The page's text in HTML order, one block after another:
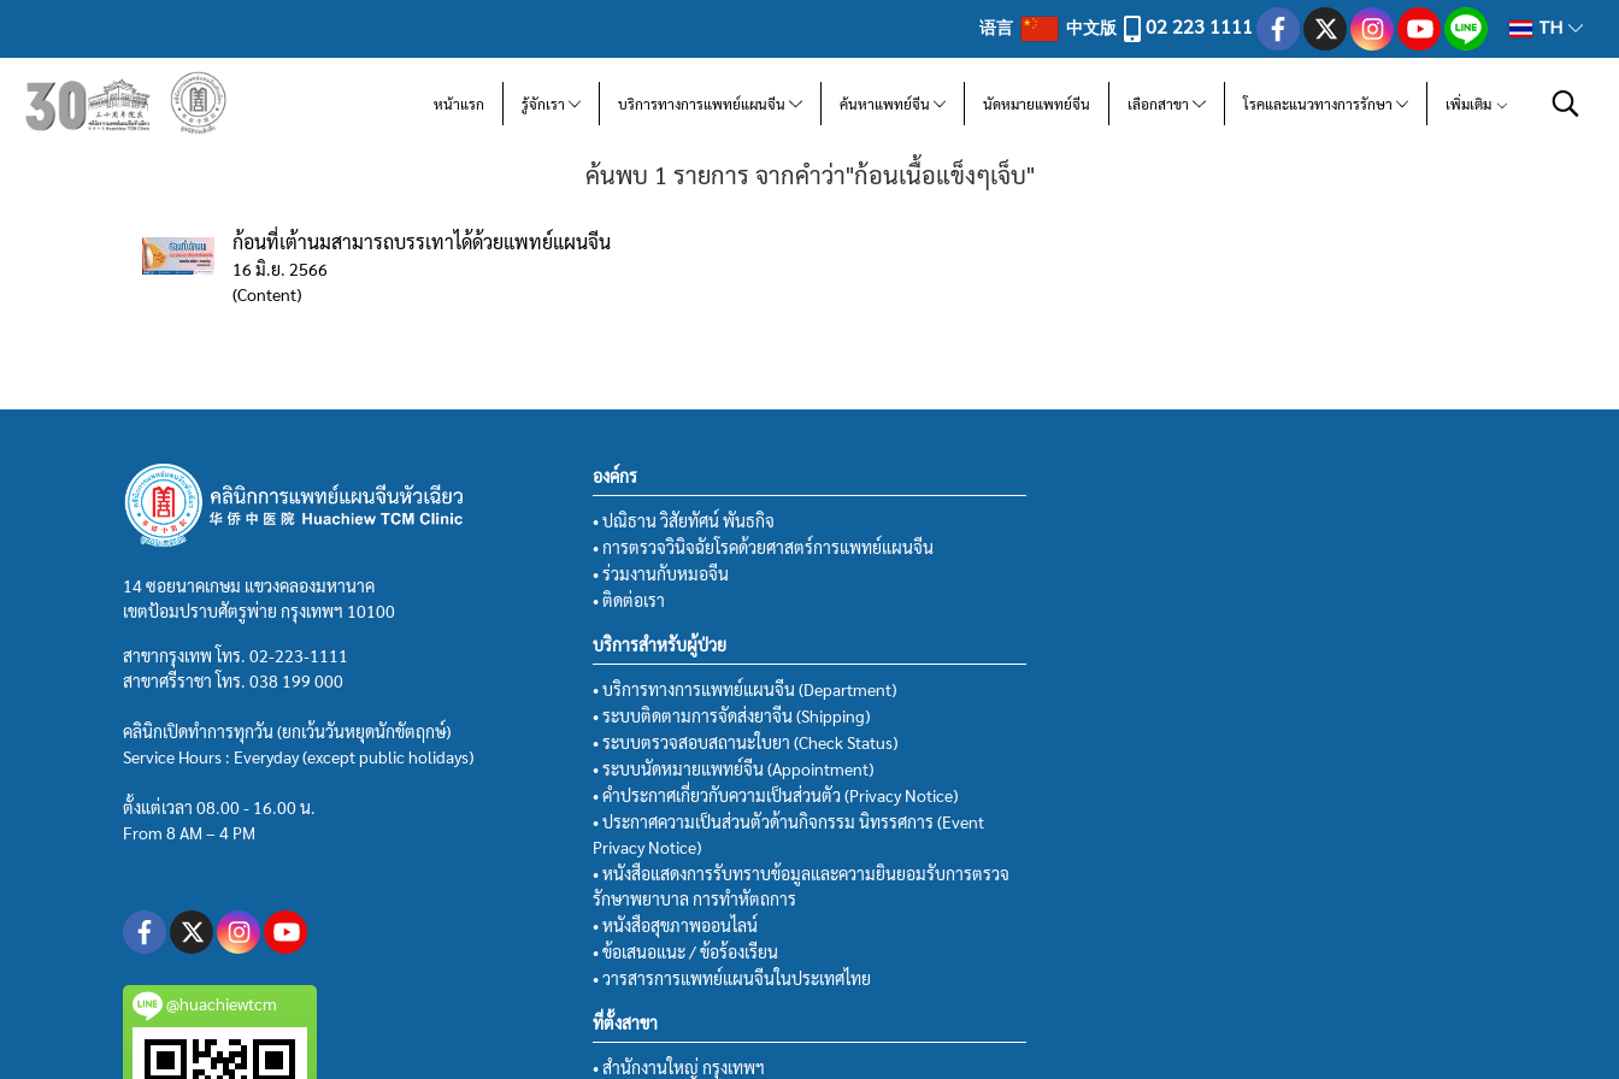
语言 中文版 02 223 1111 TH
หน้าแรก รู้จักเรา บริการทางการแพทย์แผนจีน ค้นหาแพทย์จีน นัดหมายแพทย์จีน เลือกสาขา โรคและแนวทางการรักษา เพิ่มเติม
ค้นพบ 1 รายการ จากคำว่า"ก้อนเนื้อแข็งๆเจ็บ"
ก้อนที่เต้านมสามารถบรรเทาได้ด้วยแพทย์แผนจีน
16 มิ.ย. 2566
(Content)
14 ซอยนาคเกษม แขวงคลองมหานาค
เขตป้อมปราบศัตรูพ่าย กรุงเทพฯ 10100
สาขากรุงเทพ โทร. 02-223-1111
สาขาศรีราชา โทร. 038 199 000
คลินิกเปิดทำการทุกวัน (ยกเว้นวันหยุดนักขัตฤกษ์)
Service Hours : Everyday (except public holidays)
ตั้งแต่เวลา 08.00 - 16.00 น.
From 8 AM – 4 PM
@huachiewtcm
องค์กร
• ปณิธาน วิสัยทัศน์ พันธกิจ
• การตรวจวินิจฉัยโรคด้วยศาสตร์การแพทย์แผนจีน
• ร่วมงานกับหมอจีน
• ติดต่อเรา
บริการสำหรับผู้ป่วย
• บริการทางการแพทย์แผนจีน (Department)
• ระบบติดตามการจัดส่งยาจีน (Shipping)
• ระบบตรวจสอบสถานะใบยา (Check Status)
• ระบบนัดหมายแพทย์จีน (Appointment)
• คำประกาศเกี่ยวกับความเป็นส่วนตัว (Privacy Notice)
• ประกาศความเป็นส่วนตัวด้านกิจกรรม นิทรรศการ (Event
Privacy Notice)
• หนังสือแสดงการรับทราบข้อมูลและความยินยอมรับการตรวจ
รักษาพยาบาล การทำหัตถการ
• หนังสือสุขภาพออนไลน์
• ข้อเสนอแนะ / ข้อร้องเรียน
• วารสารการแพทย์แผนจีนในประเทศไทย
ที่ตั้งสาขา
• สำนักงานใหญ่ กรุงเทพฯ